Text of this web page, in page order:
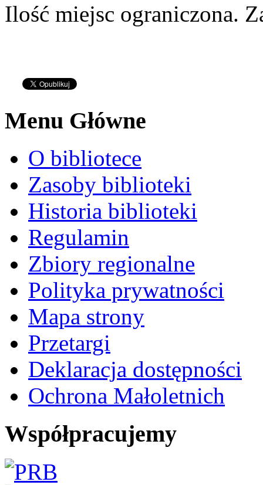
Ilość miejsc ograniczona.
Menu Główne
O bibliotece
Zasoby biblioteki
Historia biblioteki
Regulamin
Zbiory regionalne
Polityka prywatności
Mapa strony
Przetargi
Deklaracja dostępności
Ochrona Małoletnich
Współpracujemy